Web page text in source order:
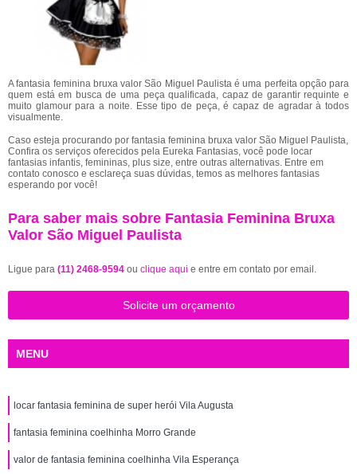
A fantasia feminina bruxa valor São Miguel Paulista é uma perfeita opção para
quem está em busca de uma peça qualificada, capaz de garantir requinte e
muito glamour para a noite. Esse tipo de peça, é capaz de agradar à todos
visualmente.
Caso esteja procurando por fantasia feminina bruxa valor São Miguel Paulista,
Confira os serviços oferecidos pela Eureka Fantasias, você pode locar
fantasias infantis, femininas, plus size, entre outras alternativas. Entre em
contato conosco e esclareça suas dúvidas, temos as melhores fantasias
esperando por você!
Para saber mais sobre Fantasia Feminina Bruxa
Valor São Miguel Paulista
Ligue para (11) 2468-9594 ou clique aqui e entre em contato por email.
Solicite um orçamento
MENU
locar fantasia feminina de super herói Vila Augusta
fantasia feminina coelhinha Morro Grande
valor de fantasia feminina coelhinha Vila Esperança